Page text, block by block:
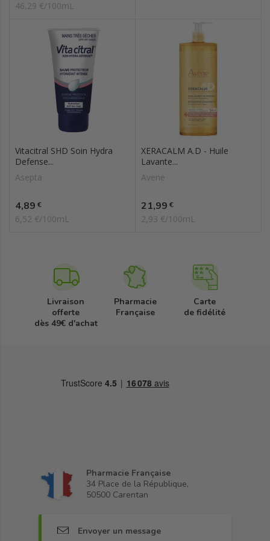
46,29 €/100mL
Vitacitral SHD Soin Hydra
Defense...
Asepta
Prix
4,89 €
6,52 €/100mL
XERACALM A.D - Huile
Lavante...
Avene
Prix
21,99 €
2,93 €/100mL
Livraison
offerte
dès 49€ d'achat
Pharmacie
Française
Carte
de fidélité
Pharmacie Française
34 Place de la République,
50500 Carentan
Envoyer un message